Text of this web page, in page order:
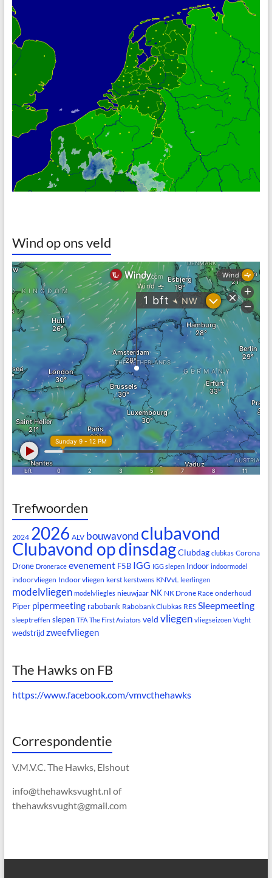
Wind op ons veld
Trefwoorden
2024 2026 ALV bouwavond clubavond
Clubavond op dinsdagClubdag clubkas Corona
Drone Dronerace evenement F5B IGG IGG slepen Indoor indoormodel
indoorvliegen Indoor vliegen kerst kerstwens KNVvL leerlingen
modelvliegen modelvliegles nieuwjaar NK NK Drone Race onderhoud
Piper pipermeeting rabobank Rabobank Clubkas RES Sleepmeeting
sleeptreffen slepen TFA The First Aviators veld vliegen vliegseizoen Vught
wedstrijd zweefvliegen
The Hawks on FB
https://www.facebook.com/vmvcthehawks
Correspondentie
V.M.V.C. The Hawks, Elshout
info@thehawksvught.nl of
thehawksvught@gmail.com